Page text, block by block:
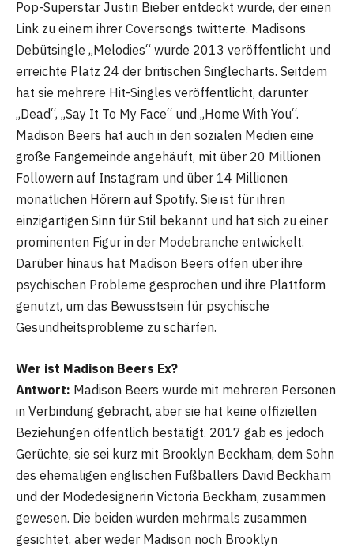
Pop-Superstar Justin Bieber entdeckt wurde, der einen
Link zu einem ihrer Coversongs twitterte. Madisons
Debütsingle „Melodies“ wurde 2013 veröffentlicht und
erreichte Platz 24 der britischen Singlecharts. Seitdem
hat sie mehrere Hit-Singles veröffentlicht, darunter
„Dead“, „Say It To My Face“ und „Home With You“.
Madison Beers hat auch in den sozialen Medien eine
große Fangemeinde angehäuft, mit über 20 Millionen
Followern auf Instagram und über 14 Millionen
monatlichen Hörern auf Spotify. Sie ist für ihren
einzigartigen Sinn für Stil bekannt und hat sich zu einer
prominenten Figur in der Modebranche entwickelt.
Darüber hinaus hat Madison Beers offen über ihre
psychischen Probleme gesprochen und ihre Plattform
genutzt, um das Bewusstsein für psychische
Gesundheitsprobleme zu schärfen.
Wer ist Madison Beers Ex?
Antwort: Madison Beers wurde mit mehreren Personen
in Verbindung gebracht, aber sie hat keine offiziellen
Beziehungen öffentlich bestätigt. 2017 gab es jedoch
Gerüchte, sie sei kurz mit Brooklyn Beckham, dem Sohn
des ehemaligen englischen Fußballers David Beckham
und der Modedesignerin Victoria Beckham, zusammen
gewesen. Die beiden wurden mehrmals zusammen
gesichtet, aber weder Madison noch Brooklyn